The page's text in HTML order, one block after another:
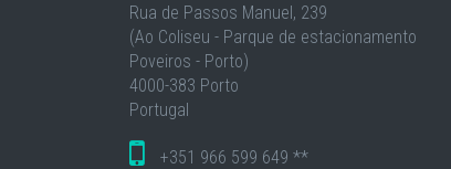
Rua de Passos Manuel, 239
(Ao Coliseu - Parque de estacionamento
Poveiros - Porto)
4000-383 Porto
Portugal
+351 966 599 649 **